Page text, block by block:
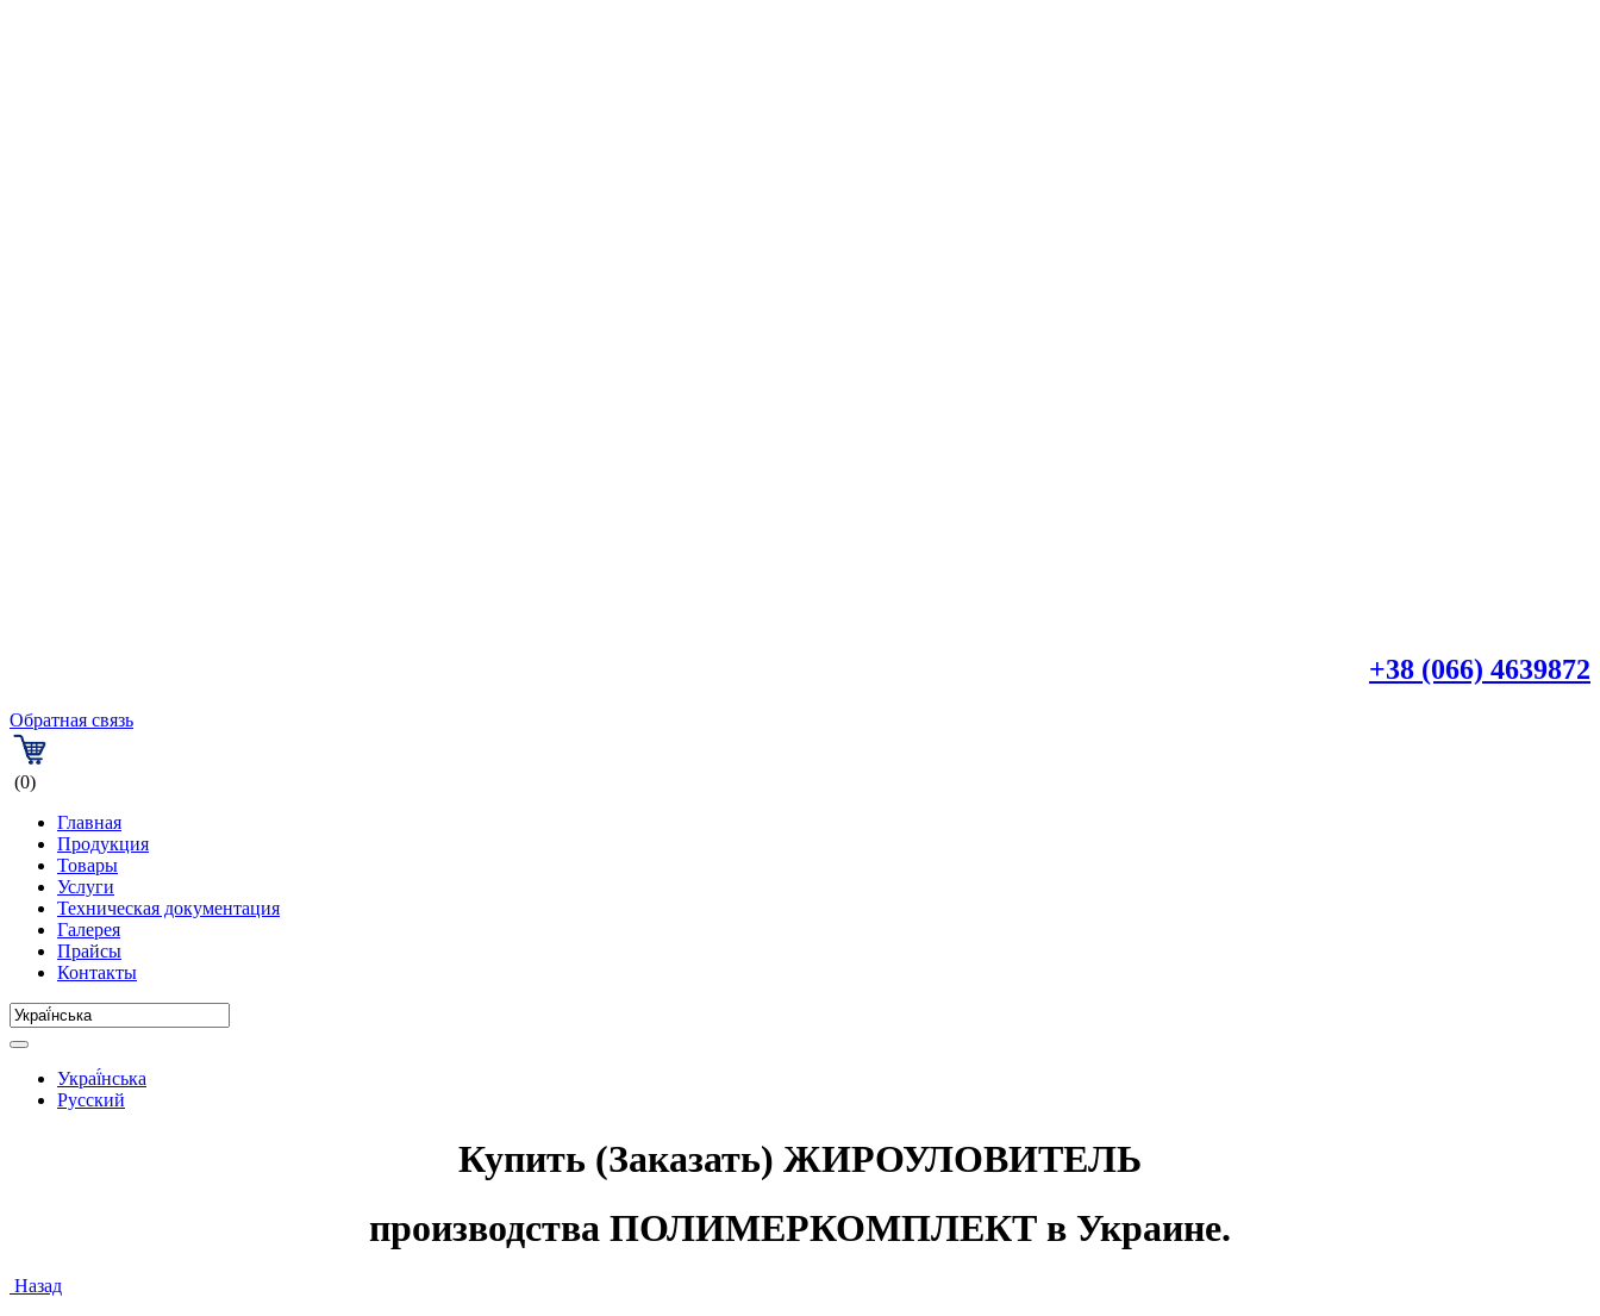
+38 (066) 4639872
Обратная связь
(0)
Главная
Продукция
Товары
Услуги
Техническая документация
Галерея
Прайсы
Контакты
Украї́нська
Русский
Купить (Заказать) ЖИРОУЛОВИТЕЛЬ
производства ПОЛИМЕРКОМПЛЕКТ в Украине.
Назад